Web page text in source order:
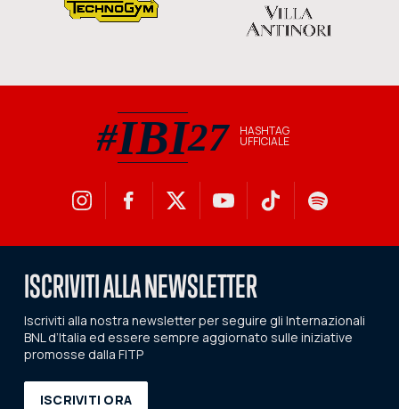
#IBI27
#IBI27 hashtag ufficiale
HASHTAG
UFFICIALE
ISCRIVITI ALLA NEWSLETTER
Iscriviti alla nostra newsletter per seguire gli Internazionali
BNL d’Italia ed essere sempre aggiornato sulle iniziative
promosse dalla FITP
ISCRIVITI ORA